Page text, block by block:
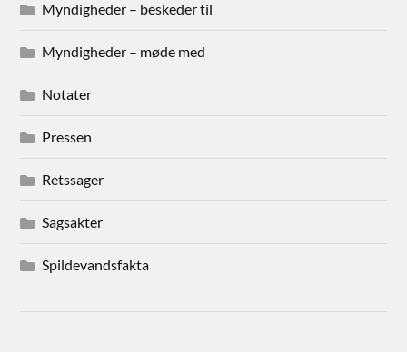
Myndigheder – beskeder til
Myndigheder – møde med
Notater
Pressen
Retssager
Sagsakter
Spildevandsfakta